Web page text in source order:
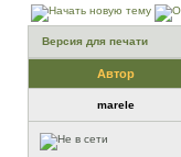
Версия для печати
Автор
marele